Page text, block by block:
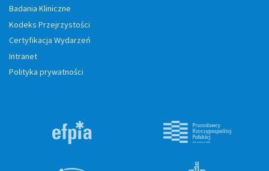
Badania Kliniczne
Kodeks Przejrzystości
Certyfikacja Wydarzeń
Intranet
Polityka prywatności